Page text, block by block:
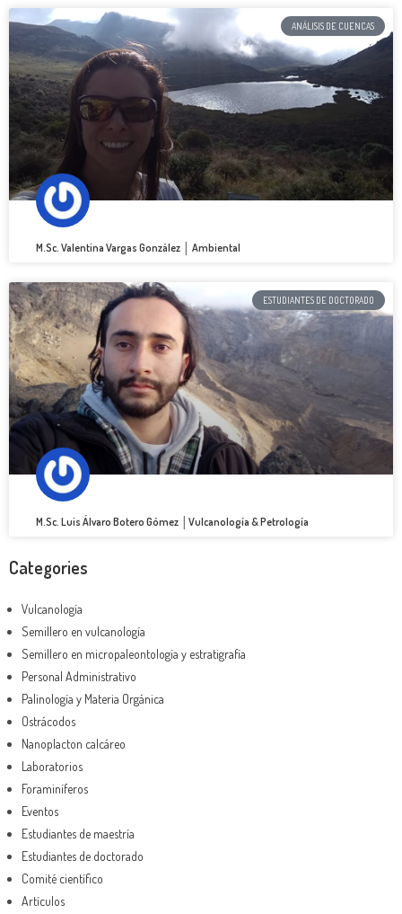
ANÁLISIS DE CUENCAS
M.Sc. Valentina Vargas González │ Ambiental
ESTUDIANTES DE DOCTORADO
M.Sc. Luis Álvaro Botero Gómez │Vulcanología & Petrología
Categories
Vulcanología
Semillero en vulcanología
Semillero en micropaleontología y estratigrafía
Personal Administrativo
Palinología y Materia Orgánica
Ostrácodos
Nanoplacton calcáreo
Laboratorios
Foraminíferos
Eventos
Estudiantes de maestría
Estudiantes de doctorado
Comité científico
Artículos